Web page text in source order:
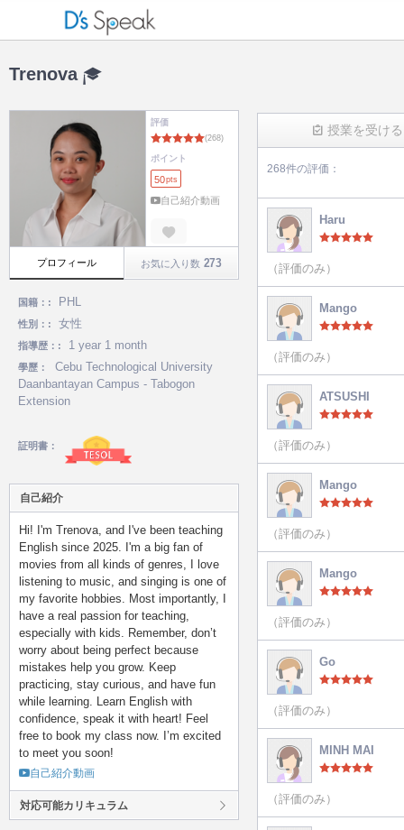
Trenova
評価
ポイント
50pts
自己紹介動画
プロフィール お気に入り数 273
国籍：: PHL
性別：: 女性
指導歴：: 1 year 1 month
學歷：
Cebu Technological University
Daanbantayan Campus - Tabogon
Extension
証明書：
自己紹介
Hi! I'm Trenova, and I've been teaching
English since 2025. I'm a big fan of
movies from all kinds of genres, I love
listening to music, and singing is one of
my favorite hobbies. Most importantly, I
have a real passion for teaching,
especially with kids. Remember, don’t
worry about being perfect because
mistakes help you grow. Keep
practicing, stay curious, and have fun
while learning. Learn English with
confidence, speak it with heart! Feel
free to book my class now. I’m excited
to meet you soon!
自己紹介動画
対応可能カリキュラム
授業を受ける
268件の評価：
Haru
（評価のみ）
Mango
（評価のみ）
ATSUSHI
（評価のみ）
Mango
（評価のみ）
Mango
（評価のみ）
Go
（評価のみ）
MINH MAI
（評価のみ）